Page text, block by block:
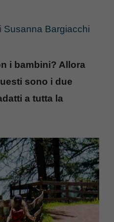
Susanna Bargiacchi
i bambini? Allora
sono i due
a tutta la